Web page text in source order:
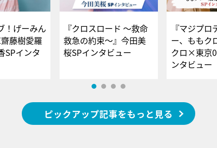
！げーみん
藤樹愛羅
SPインタ
『クロスロード ～救命
救急の約束～』今田美
桜SPインタビュー
『マジプロ
ー、ももク
クロ×東京
ンタビュー
ピックアップ記事をもっと見る